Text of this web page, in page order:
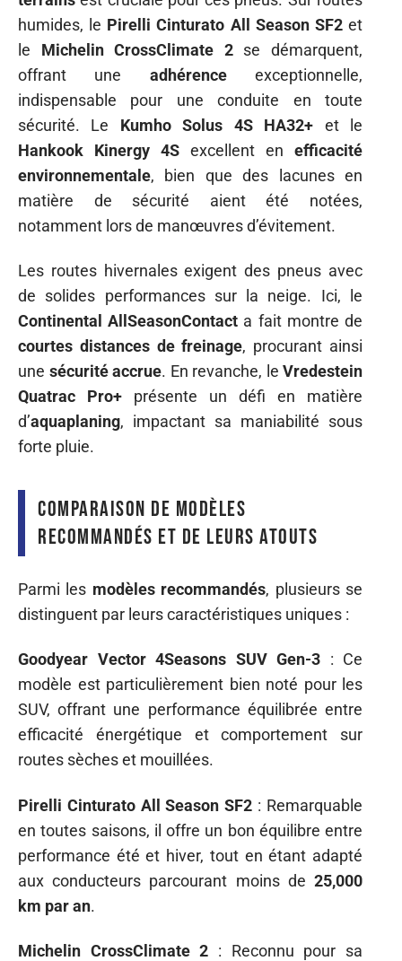
humides, le Pirelli Cinturato All Season SF2et
le Michelin CrossClimate 2se démarquent,
offrant une adhérenceexceptionnelle,
indispensable pour une conduite en toute
sécurité. Le Kumho Solus 4S HA32+ et le
Hankook Kinergy 4S excellent en efficacité
environnementale, bien que des lacunes en
matière de sécurité aient été notées,
notamment lors de manœuvres d’évitement.
Les routes hivernales exigent des pneus avec
de solides performances sur la neige. Ici, le
Continental AllSeasonContact a fait montre de
courtes distances de freinage, procurant ainsi
une sécurité accrue. En revanche, le Vredestein
Quatrac Pro+ présente un défi en matière
d’aquaplaning, impactant sa maniabilité sous
forte pluie.
Comparaison de modèles
recommandés et de leurs atouts
Parmi les modèles recommandés, plusieurs se
distinguent par leurs caractéristiques uniques :
Goodyear Vector 4Seasons SUV Gen-3 : Ce
modèle est particulièrement bien noté pour les
SUV, offrant une performance équilibrée entre
efficacité énergétique et comportement sur
routes sèches et mouillées.
Pirelli Cinturato All Season SF2 : Remarquable
en toutes saisons, il offre un bon équilibre entre
performance été et hiver, tout en étant adapté
aux conducteurs parcourant moins de 25,000
km par an.
Michelin CrossClimate 2 : Reconnu pour sa